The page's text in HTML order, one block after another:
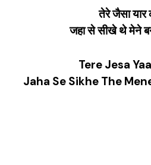
तेरे जैसा यार
जहा से सीखे थे मेने
Tere Jesa
Jaha Se Sikhe The